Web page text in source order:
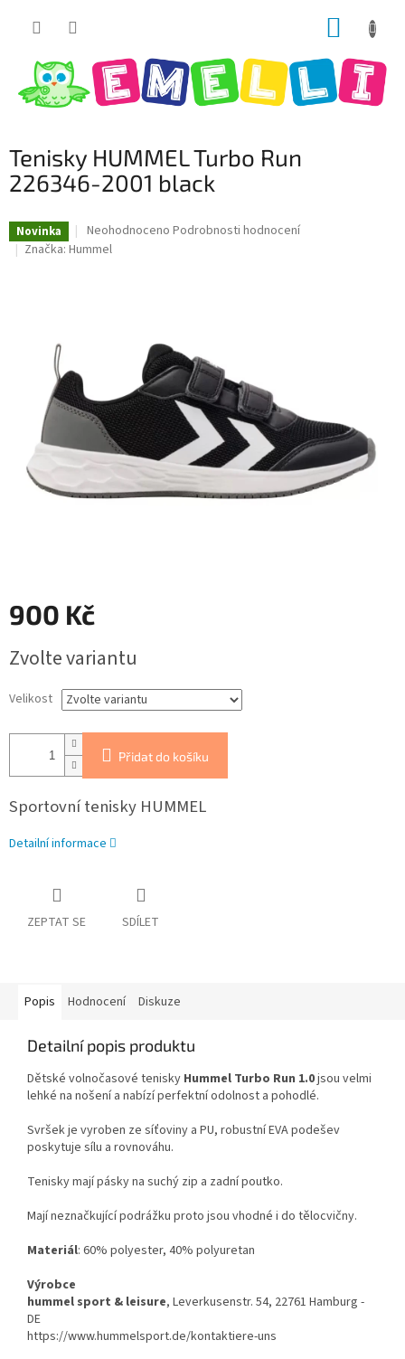
Tenisky HUMMEL Turbo Run
226346-2001 black
Novinka
Průměrné
hodnocení
Neohodnoceno Podrobnosti hodnocení
Značka: Hummel
900 Kč
cena:
Zvolte variantu
Velikost
Přidat do košíku
Sportovní tenisky HUMMEL
Detailní informace
ZEPTAT SE SDÍLET
Popis Hodnocení Diskuze
Detailní popis produktu
Dětské volnočasové tenisky Hummel Turbo Run 1.0jsou velmi
lehké na nošení a nabízí perfektní odolnost a pohodlé.
Svršek je vyroben ze síťoviny a PU, robustní EVA podešev
poskytuje sílu a rovnováhu.
Tenisky mají pásky na suchý zip a zadní poutko.
Mají neznačkující podrážku proto jsou vhodné i do tělocvičny.
Materiál: 60% polyester, 40% polyuretan
Výrobce
hummel sport & leisure, Leverkusenstr. 54, 22761 Hamburg -
DE
https://www.hummelsport.de/kontaktiere-uns